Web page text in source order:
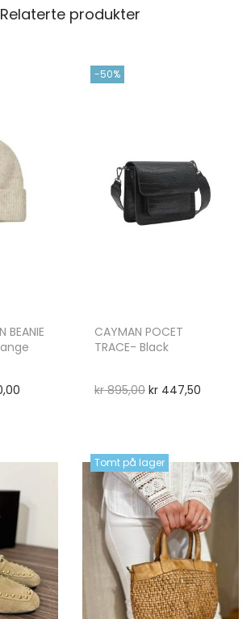
Relaterte produkter
BEANIE
-50%
CAYMAN POCET
TRACE- Black
kr895,00 kr447,50
Tomt på lager